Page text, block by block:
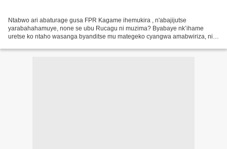
Ntabwo ari abaturage gusa FPR Kagame ihemukira , n'abajijutse
yarabahahamuye, none se ubu Rucagu ni muzima? Byabaye nk’ihame
uretse ko ntaho wasanga byanditse mu mategeko cyangwa amabwiriza, ni